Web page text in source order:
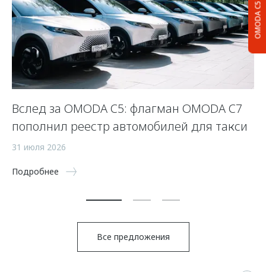
OMODA C5
Вслед за OMODA C5: флагман OMODA C7
пополнил реестр автомобилей для такси
31 июля 2026
Подробнее
Все предложения